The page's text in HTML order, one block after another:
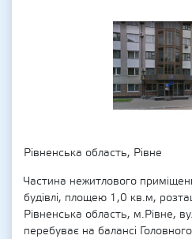
Рівненська область, Рівне
Частина нежитлового
будівлі, площею 1,0 кв.м,
Рівненська область, м.Рівне,
перебуває на балансі